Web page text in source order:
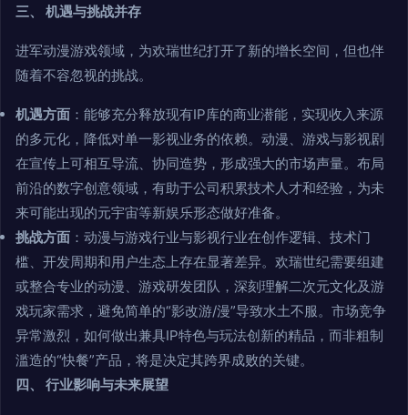
三、 机遇与挑战并存
进军动漫游戏领域，为欢瑞世纪打开了新的增长空间，但也伴
随着不容忽视的挑战。
机遇方面 ：能够充分释放现有IP库的商业潜能，实现收入来源
的多元化，降低对单一影视业务的依赖。动漫、游戏与影视剧
在宣传上可相互导流、协同造势，形成强大的市场声量。布局
前沿的数字创意领域，有助于公司积累技术人才和经验，为未
来可能出现的元宇宙等新娱乐形态做好准备。
挑战方面 ：动漫与游戏行业与影视行业在创作逻辑、技术门
槛、开发周期和用户生态上存在显著差异。欢瑞世纪需要组建
或整合专业的动漫、游戏研发团队，深刻理解二次元文化及游
戏玩家需求，避免简单的“影改游/漫”导致水土不服。市场竞争
异常激烈，如何做出兼具IP特色与玩法创新的精品，而非粗制
滥造的“快餐”产品，将是决定其跨界成败的关键。
四、 行业影响与未来展望